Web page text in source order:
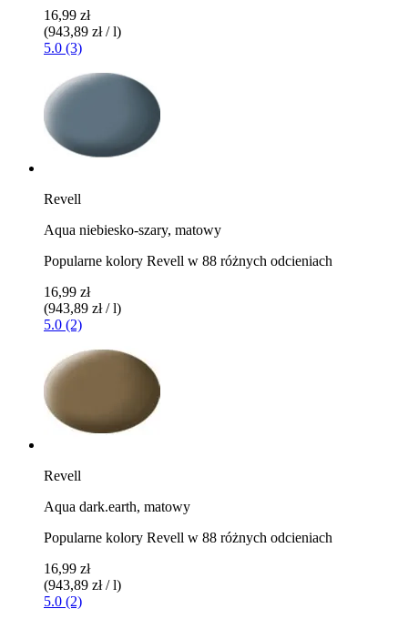
16,99 zł
(943,89 zł / l)
5.0 (3)
Revell
Aqua niebiesko-szary, matowy
Popularne kolory Revell w 88 różnych odcieniach
16,99 zł
(943,89 zł / l)
5.0 (2)
Revell
Aqua dark.earth, matowy
Popularne kolory Revell w 88 różnych odcieniach
16,99 zł
(943,89 zł / l)
5.0 (2)